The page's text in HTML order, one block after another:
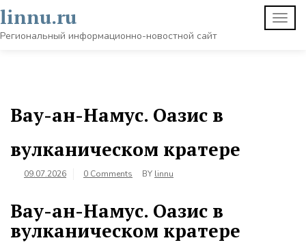
Skip
to
content
linnu.ru
Региональный информационно-новостной сайт
Вау-ан-Намус. Оазис в
вулканическом кратере
09.07.2026 0 Comments BY linnu
Вау-ан-Намус. Оазис в
вулканическом кратере